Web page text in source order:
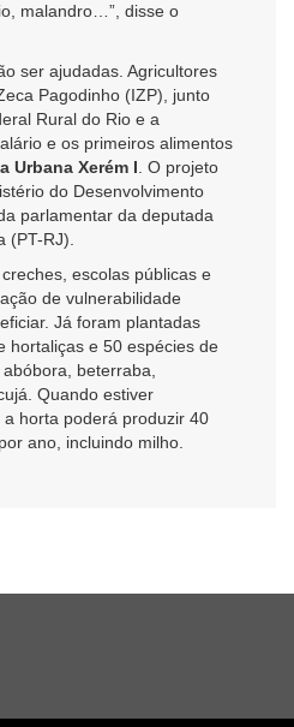
malandro…”, disse o
ser ajudadas. Agricultores
Pagodinho (IZP), junto
Rural do Rio e a
e os primeiros alimentos
Urbana Xerém I . O projeto
do Desenvolvimento
parlamentar da deputada
(PT-RJ).
escolas públicas e
de vulnerabilidade
Já foram plantadas
hortaliças e 50 espécies de
beterraba,
Quando estiver
horta poderá produzir 40
ano, incluindo milho.